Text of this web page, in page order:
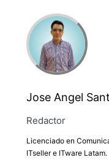
Jose Angel
Redactor
Licenciado en
ITseller e ITware Latam.